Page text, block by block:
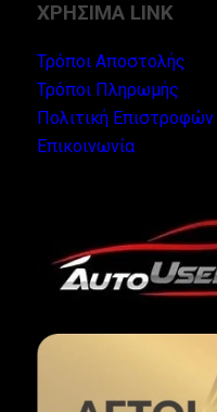
ΧΡΗΣΙΜΑ LINK
Τρόποι Αποστολής
Τρόποι Πληρωμής
Πολιτική Επιστροφών
Επικοινωνία